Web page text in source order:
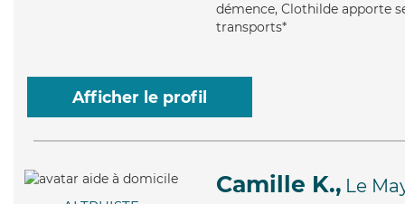
démence, Clothilde apporte
transports*
Afficher le profil
Camille K., Le